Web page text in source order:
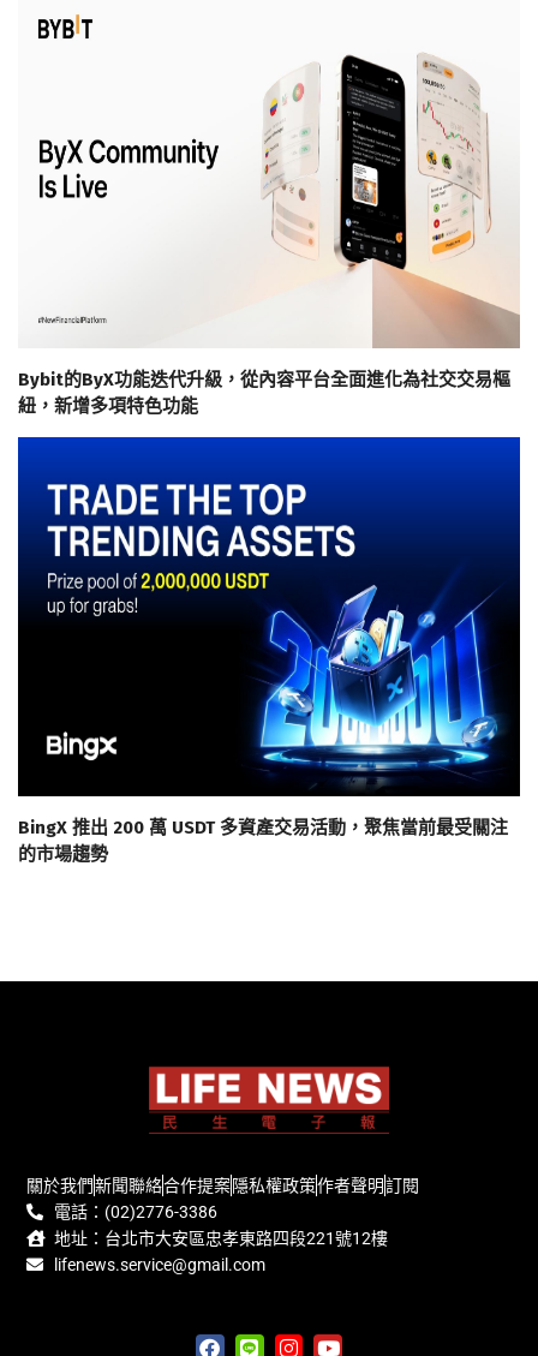
Bybit的ByX功能迭代升級，從內容平台全面進化為社交交易樞
紐，新增多項特色功能
BingX 推出 200 萬 USDT 多資產交易活動，聚焦當前最受關注
的市場趨勢
關於我們新聞聯絡合作提案隱私權政策作者聲明訂閱
電話：(02)2776-3386
地址：台北市大安區忠孝東路四段221號12樓
lifenews.service@gmail.com